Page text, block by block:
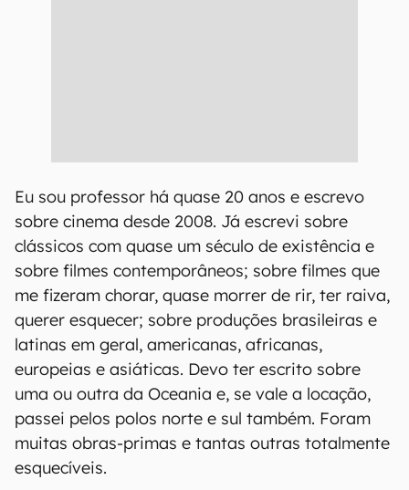
Eu sou professor há quase 20 anos e escrevo
sobre cinema desde 2008. Já escrevi sobre
clássicos com quase um século de existência e
sobre filmes contemporâneos; sobre filmes que
me fizeram chorar, quase morrer de rir, ter raiva,
querer esquecer; sobre produções brasileiras e
latinas em geral, americanas, africanas,
europeias e asiáticas. Devo ter escrito sobre
uma ou outra da Oceania e, se vale a locação,
passei pelos polos norte e sul também. Foram
muitas obras-primas e tantas outras totalmente
esquecíveis.